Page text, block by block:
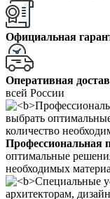
Официальная
Оперативная
всей России
Профессиональная
оптимальные
необходимых